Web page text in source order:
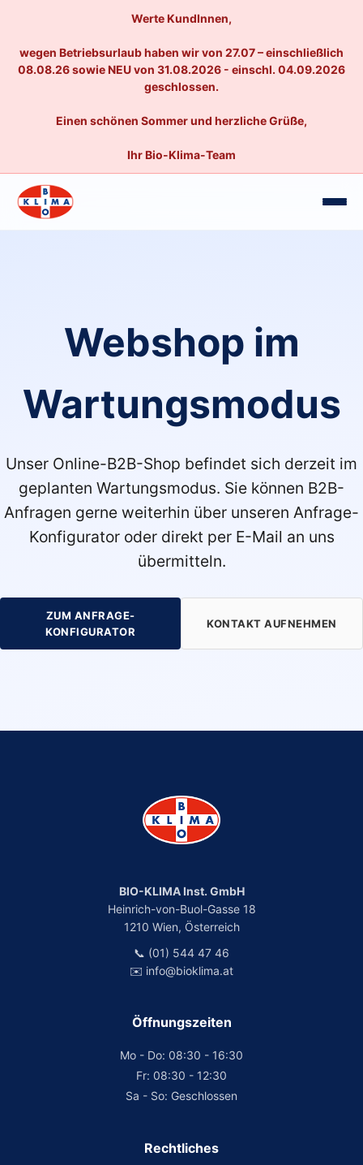
Werte KundInnen,
wegen Betriebsurlaub haben wir von 27.07 – einschließlich
08.08.26 sowie NEU von 31.08.2026 - einschl. 04.09.2026
geschlossen.
Einen schönen Sommer und herzliche Grüße,
Ihr Bio-Klima-Team
Webshop im
Wartungsmodus
Unser Online-B2B-Shop befindet sich derzeit im
geplanten Wartungsmodus. Sie können B2B-
Anfragen gerne weiterhin über unseren Anfrage-
Konfigurator oder direkt per E-Mail an uns
übermitteln.
ZUM ANFRAGE-
KONFIGURATOR
KONTAKT AUFNEHMEN
BIO-KLIMA Inst. GmbH
Heinrich-von-Buol-Gasse 18
1210 Wien, Österreich
📞 (01) 544 47 46
✉️ info@bioklima.at
Öffnungszeiten
Mo - Do: 08:30 - 16:30
Fr: 08:30 - 12:30
Sa - So: Geschlossen
Rechtliches